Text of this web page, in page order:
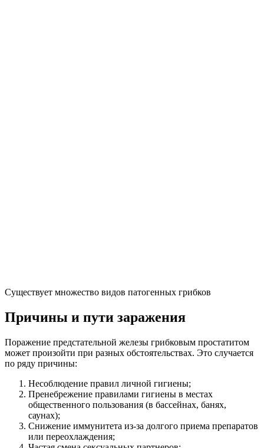
Существует множество видов патогенных грибков
Причины и пути заражения
Поражение предстательной железы грибковым простатитом
может произойти при разных обстоятельствах. Это случается
по ряду причины:
Несоблюдение правил личной гигиены;
Пренебрежение правилами гигиены в местах
общественного пользования (в бассейнах, банях,
саунах);
Снижение иммунитета из-за долгого приема препаратов
или переохлаждения;